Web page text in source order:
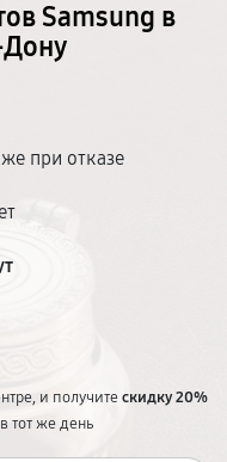
Samsung в
Дону
при отказе
и получитескидку 20%
тот же день